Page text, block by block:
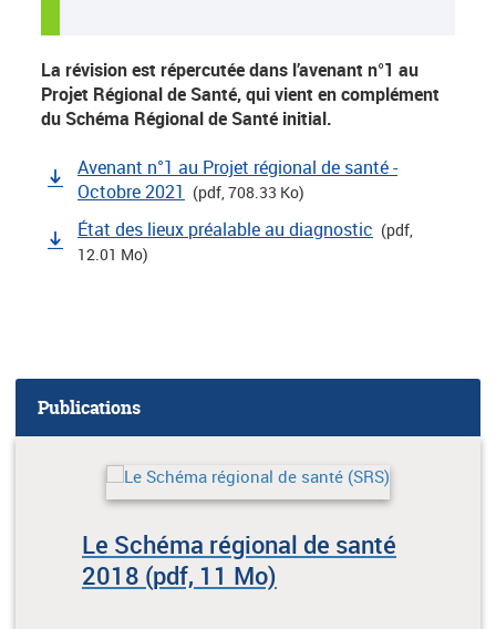
La révision est répercutée dans l’avenant n°1 au
Projet Régional de Santé, qui vient en complément
du Schéma Régional de Santé initial.
Avenant n°1 au Projet régional de santé -
Octobre 2021 (pdf, 708.33 Ko)
État des lieux préalable au diagnostic (pdf,
12.01 Mo)
Publications
Le Schéma régional de santé
2018 (pdf, 11 Mo)